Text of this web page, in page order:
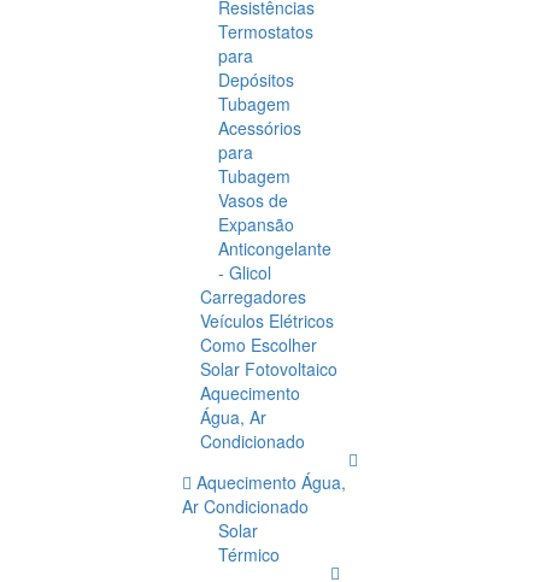
Resistências
Termostatos
para
Depósitos
Tubagem
Acessórios
para
Tubagem
Vasos de
Expansão
Anticongelante
- Glicol
Carregadores
Veículos Elétricos
Como Escolher
Solar Fotovoltaico
Aquecimento
Água, Ar
Condicionado
Aquecimento Água,
Ar Condicionado
Solar
Térmico